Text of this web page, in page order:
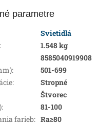
parametre
Svietidlá
:
1.548 kg
8585040919908
:
501-699
:
Stropné
Štvorec
:
81-100
farieb: Ra≥80